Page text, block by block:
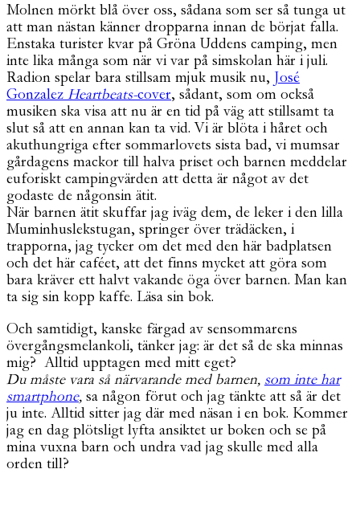
Molnen mörkt blå över oss, sådana som ser så tunga ut
att man nästan känner dropparna innan de börjat falla.
Enstaka turister kvar på Gröna Uddens camping, men
inte lika många som när vi var på simskolan här i juli.
Radion spelar bara stillsam mjuk musik nu, José
Gonzalez Heartbeats-cover, sådant, som om också
musiken ska visa att nu är en tid på väg att stillsamt ta
slut så att en annan kan ta vid. Vi är blöta i håret och
akuthungriga efter sommarlovets sista bad, vi mumsar
gårdagens mackor till halva priset och barnen meddelar
euforiskt campingvärden att detta är något av det
godaste de någonsin ätit.
När barnen ätit skuffar jag iväg dem, de leker i den lilla
Muminhuslekstugan, springer över trädäcken, i
trapporna, jag tycker om det med den här badplatsen
och det här caféet, att det finns mycket att göra som
bara kräver ett halvt vakande öga över barnen. Man kan
ta sig sin kopp kaffe. Läsa sin bok.
Och samtidigt, kanske färgad av sensommarens
övergångsmelankoli, tänker jag: är det så de ska minnas
mig? Alltid upptagen med mitt eget?
Du måste vara så närvarande med barnen, som inte har
smartphone, sa någon förut och jag tänkte att så är det
ju inte. Alltid sitter jag där med näsan i en bok. Kommer
jag en dag plötsligt lyfta ansiktet ur boken och se på
mina vuxna barn och undra vad jag skulle med alla
orden till?